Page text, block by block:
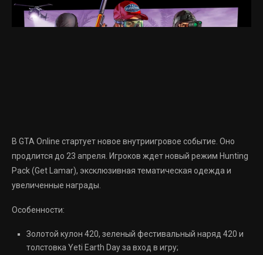
В GTA Online стартует новое внутриигровое событие. Оно
продлится до 23 апреля. Игроков ждет новый режим Hunting
Pack (Get Lamar), эксклюзивная тематическая одежда и
увеличенные награды.
Особенности:
Золотой кулон 420, зеленый фестивальный наряд 420 и
толстовка Yeti Earth Day за вход в игру;